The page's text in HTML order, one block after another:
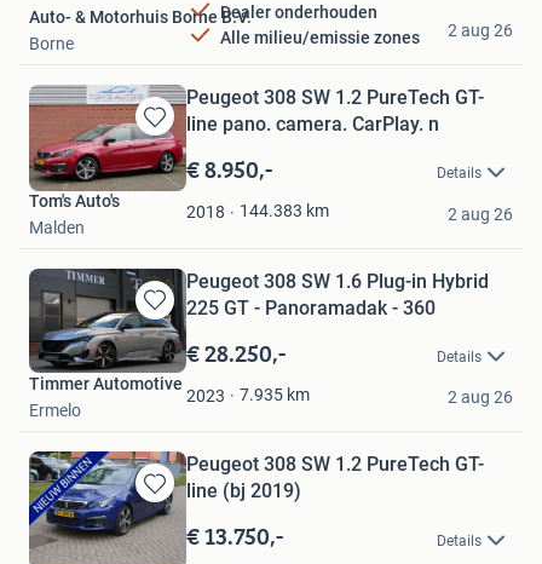
Dealer onderhouden
Alle milieu/emissie zones
Auto- & Motorhuis Borne B.V.
Borne
2 aug 26
Bewaren
in
Mijn
Favorieten
Peugeot 308 SW 1.2 PureTech GT-
line pano. camera. CarPlay. n
€ 8.950,- Details
2018 144.383 km
Tom's Auto's
Malden
2 aug 26
Bewaren
in
Mijn
Favorieten
Peugeot 308 SW 1.6 Plug-in Hybrid
225 GT - Panoramadak - 360
€ 28.250,- Details
2023 7.935 km
Timmer Automotive
Ermelo
2 aug 26
Bewaren
in
Mijn
Peugeot 308 SW 1.2 PureTech GT-
line (bj 2019)
€ 13.750,- Details